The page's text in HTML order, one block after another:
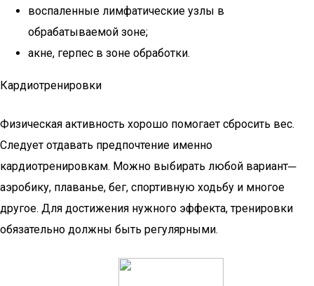
воспаленные лимфатические узлы в
обрабатываемой зоне;
акне, герпес в зоне обработки.
Кардиотренировки
Физическая активность хорошо помогает сбросить вес.
Следует отдавать предпочтение именно
кардиотренировкам. Можно выбирать любой вариант─
аэробику, плаванье, бег, спортивную ходьбу и многое
другое. Для достижения нужного эффекта, тренировки
обязательно должны быть регулярными.